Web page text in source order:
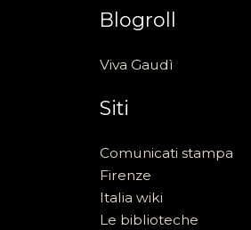
Blogroll
Viva Gaudì
Siti
Comunicati stampa
Firenze
Italia wiki
Le biblioteche